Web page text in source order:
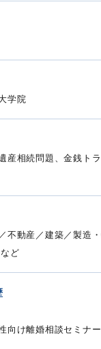
学院
産相続問題、金銭ト
不動産／建築／製造
ど
向け離婚相談セミナ